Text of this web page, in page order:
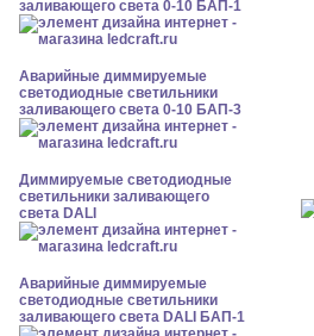
заливающего света 0-10 БАП-1
Аварийные диммируемые
светодиодные светильники
заливающего света 0-10 БАП-3
Диммируемые светодиодные
светильники заливающего
света DALI
Аварийные диммируемые
светодиодные светильники
заливающего света DALI БАП-1